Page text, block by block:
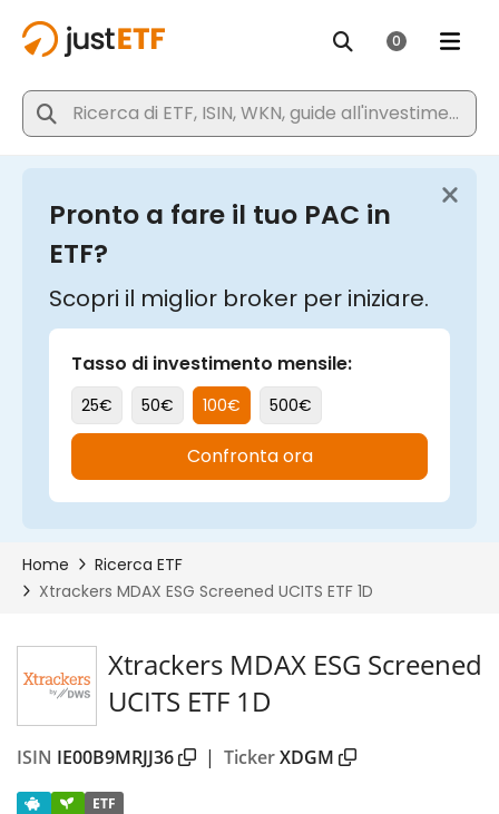
Xtrackers MDAX ESG Screened
UCITS ETF 1D
ISIN IE00B9MRJJ36 | TickerXDGM
ETF